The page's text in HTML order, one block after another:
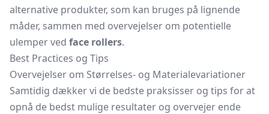
alternative produkter, som kan bruges på lignende
måder, sammen med overvejelser om potentielle
ulemper ved face rollers.
Best Practices og Tips
Overvejelser om Størrelses- og Materialevariationer
Samtidig dækker vi de bedste praksisser og tips for at
opnå de bedst mulige resultater og overvejer ende